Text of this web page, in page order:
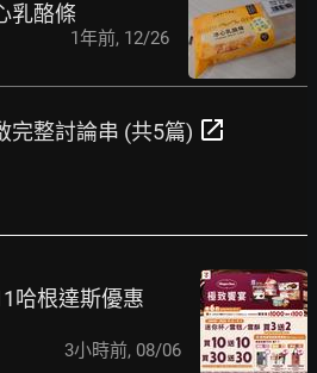
乳酪條
1年前, 12/26
完整討論串 (共5篇) open_in_new
哈根達斯優惠
3小時前, 08/06